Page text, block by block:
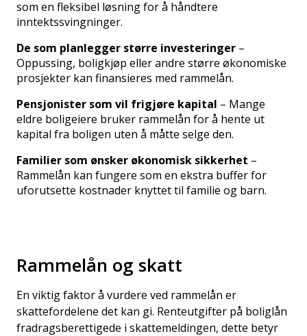
som en fleksibel løsning for å håndtere
inntektssvingninger.
De som planlegger større investeringer –
Oppussing, boligkjøp eller andre større økonomiske
prosjekter kan finansieres med rammelån.
Pensjonister som vil frigjøre kapital – Mange
eldre boligeiere bruker rammelån for å hente ut
kapital fra boligen uten å måtte selge den.
Familier som ønsker økonomisk sikkerhet –
Rammelån kan fungere som en ekstra buffer for
uforutsette kostnader knyttet til familie og barn.
Rammelån og skatt
En viktig faktor å vurdere ved rammelån er
skattefordelene det kan gi. Renteutgifter på boliglån
fradragsberettigede i skattemeldingen, dette betyr